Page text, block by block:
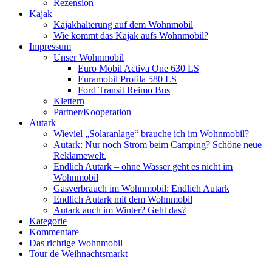
Rezension
Kajak
Kajakhalterung auf dem Wohnmobil
Wie kommt das Kajak aufs Wohnmobil?
Impressum
Unser Wohnmobil
Euro Mobil Activa One 630 LS
Euramobil Profila 580 LS
Ford Transit Reimo Bus
Klettern
Partner/Kooperation
Autark
Wieviel „Solaranlage“ brauche ich im Wohnmobil?
Autark: Nur noch Strom beim Camping? Schöne neue
Reklamewelt.
Endlich Autark – ohne Wasser geht es nicht im
Wohnmobil
Gasverbrauch im Wohnmobil: Endlich Autark
Endlich Autark mit dem Wohnmobil
Autark auch im Winter? Geht das?
Kategorie
Kommentare
Das richtige Wohnmobil
Tour de Weihnachtsmarkt